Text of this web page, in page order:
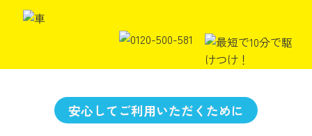
安心してご利用いただくために